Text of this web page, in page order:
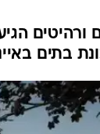
ורהיטים